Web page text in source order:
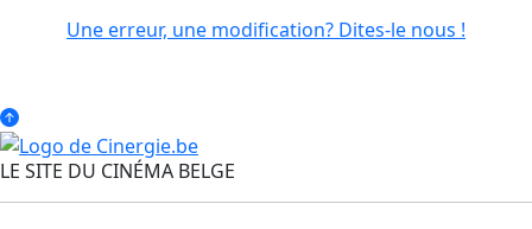
Une erreur, une modification? Dites-le nous !
LE SITE DU CINÉMA BELGE